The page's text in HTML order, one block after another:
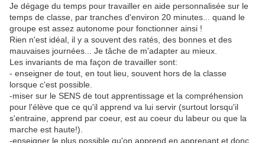
Je dégage du temps pour travailler en aide personnalisée sur le
temps de classe, par tranches d'environ 20 minutes... quand le
groupe est assez autonome pour fonctionner ainsi !
Rien n'est idéal, il y a souvent des ratés, des bonnes et des
mauvaises journées... Je tâche de m'adapter au mieux.
Les invariants de ma façon de travailler sont:
- enseigner de tout, en tout lieu, souvent hors de la classe
lorsque c'est possible.
-miser sur le SENS de tout apprentissage et la compréhension
pour l'élève que ce qu'il apprend va lui servir (surtout lorsqu'il
s'entraine, apprend par coeur, est au coeur du labeur ou que la
marche est haute!).
-enseigner le plus possible qu'on apprend en apprenant et donc